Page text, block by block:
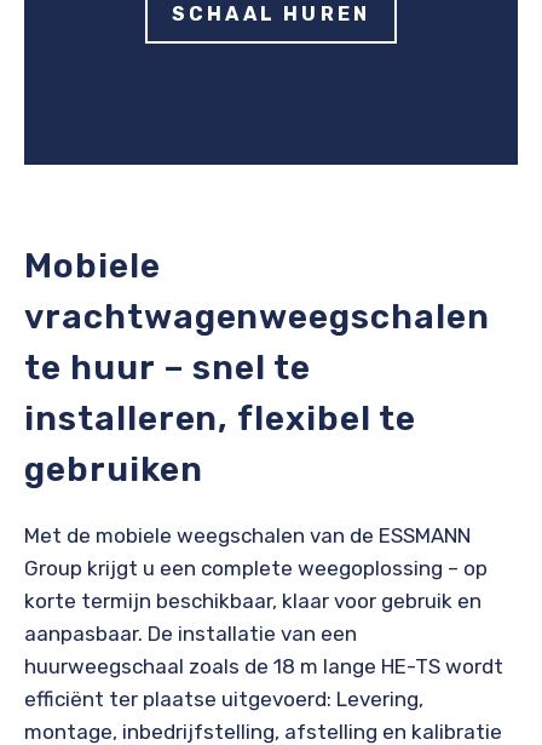
SCHAAL HUREN
Mobiele
vrachtwagenweegschalen
te huur – snel te
installeren, flexibel te
gebruiken
Met de mobiele weegschalen van de ESSMANN
Group krijgt u een complete weegoplossing – op
korte termijn beschikbaar, klaar voor gebruik en
aanpasbaar. De installatie van een
huurweegschaal zoals de 18 m lange HE-TS wordt
efficiënt ter plaatse uitgevoerd: Levering,
montage, inbedrijfstelling, afstelling en kalibratie